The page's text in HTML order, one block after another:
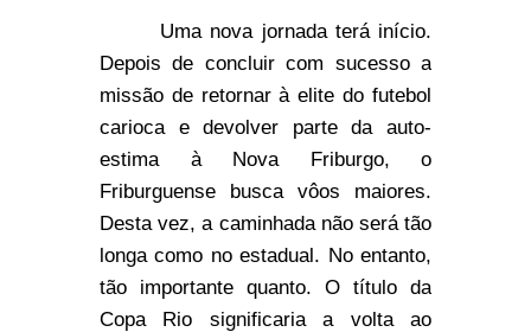
Uma nova jornada terá início.
Depois de concluir com sucesso a
missão de retornar à elite do futebol
carioca e devolver parte da auto-
estima à Nova Friburgo, o
Friburguense busca vôos maiores.
Desta vez, a caminhada não será tão
longa como no estadual. No entanto,
tão importante quanto. O título da
Copa Rio significaria a volta ao